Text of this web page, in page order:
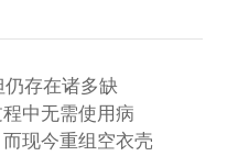
存在诸多缺
中无需使用病
现今重组空衣壳